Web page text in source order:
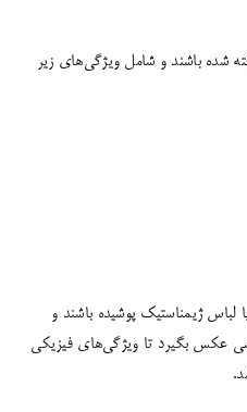
شده باشند و شامل ویژگی‌های زیر
ژیمناستیک پوشیده باشند و
عکس بگیرد تا ویژگی‌های فیزیکی